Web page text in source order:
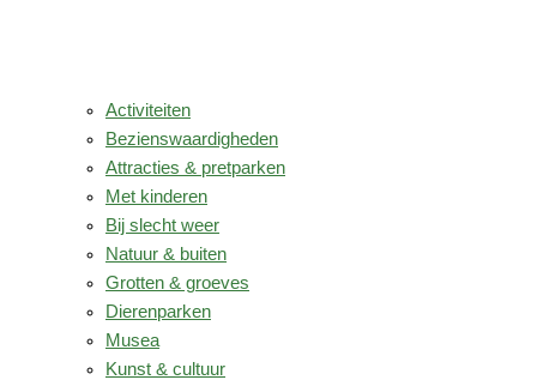
Activiteiten
Bezienswaardigheden
Attracties & pretparken
Met kinderen
Bij slecht weer
Natuur & buiten
Grotten & groeves
Dierenparken
Musea
Kunst & cultuur